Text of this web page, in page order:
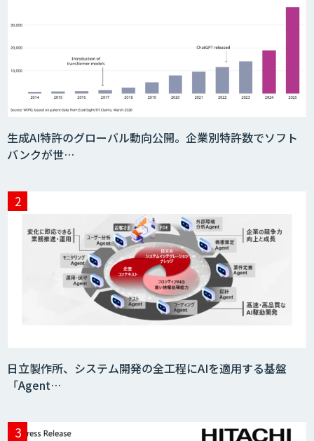
『KISS』
imprai ezCheck
生成AI特許のグローバル動向公開。企業別特許数でソフト
バンクが世…
日立製作所、システム開発の全工程にAIを適用する基盤
「Agent…